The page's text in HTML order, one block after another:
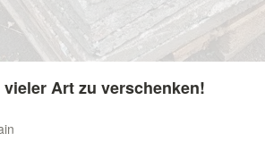
Art zu verschenken!